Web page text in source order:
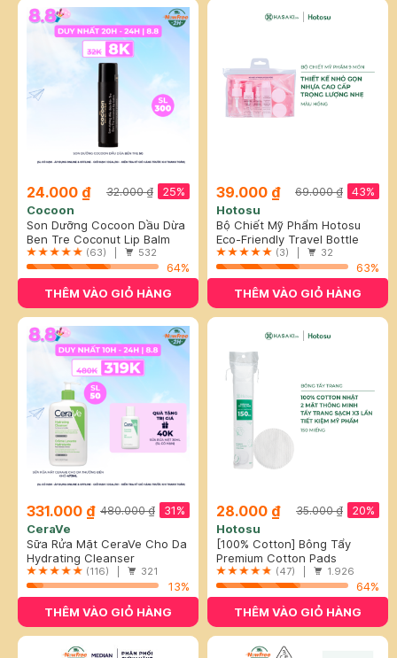
24.000 ₫ 25%
32.000 ₫
Cocoon
Son Dưỡng Cocoon Dầu Dừa
Bến Tre 5g
Ben Tre Coconut Lip Balm
(63) | 532
64%
THÊM VÀO GIỎ HÀNG
39.000 ₫ 43%
69.000 ₫
Hotosu
Bộ Chiết Mỹ Phẩm Hotosu
Hồng (9 Món)
Eco-Friendly Travel Bottle
Sets
(3) | 32
63%
THÊM VÀO GIỎ HÀNG
331.000 ₫ 31%
480.000 ₫
CeraVe
Sữa Rửa Mặt CeraVe Cho Da
Thường Đến Khô 473ml
Hydrating Cleanser
(116) | 321
13%
THÊM VÀO GIỎ HÀNG
28.000 ₫ 20%
35.000 ₫
Hotosu
[100% Cotton] Bông Tẩy
Trang Hotosu Cao Cấp 150
Miếng
Premium Cotton Pads
(47) | 1.926
64%
THÊM VÀO GIỎ HÀNG